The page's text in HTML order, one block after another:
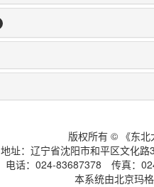
版权所有 © 《东北
地址：辽宁省沈阳市和平区文化
电话：024-83687378 传真：
本系统由北京玛